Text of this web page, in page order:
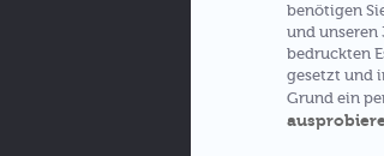
benötigen
und unseren
bedruckten
gesetzt und
Grund ein